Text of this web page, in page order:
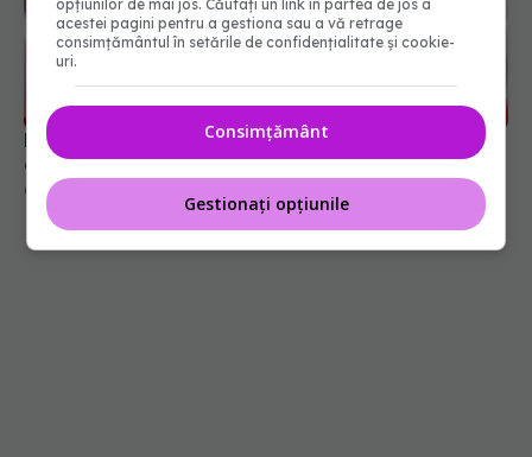
Hemoglobina scăzută ar putea indica un risc cu
66% mai mare de demență
02 aug 2026, 13:46
opțiunilor de mai jos. Căutați un link în partea de jos a
acestei pagini pentru a gestiona sau a vă retrage
consimțământul în setările de confidențialitate și cookie-
uri.
Consimțământ
Gestionați opțiunile